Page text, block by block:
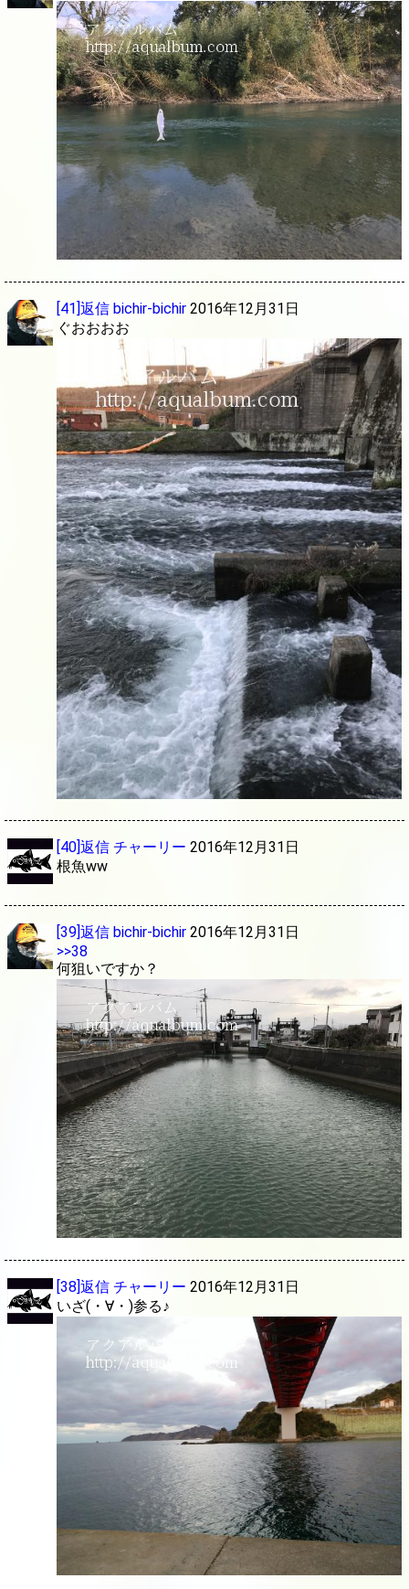
[41]返信 bichir-bichir 2016年12月31日
ぐおおおお
[40]返信 チャーリー 2016年12月31日
根魚ww
[39]返信 bichir-bichir 2016年12月31日
>>38
何狙いですか？
[38]返信 チャーリー 2016年12月31日
いざ(・∀・)参る♪